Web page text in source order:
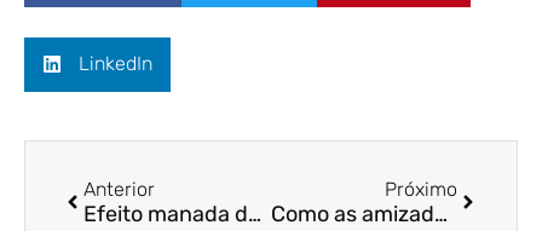
LinkedIn
Anterior
Efeito manada deixa fundos imobiliários voláteis – A Gazeta / Prof.ª Dr.ª Neyla Tardin
Próximo
Como as amizades interferem no ambiente de trabalho – ES 360 / Me. Vânia Goulart